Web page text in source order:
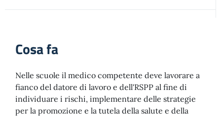
Cosa fa
Nelle scuole il medico competente deve lavorare a
fianco del datore di lavoro e dell'RSPP al fine di
individuare i rischi, implementare delle strategie
per la promozione e la tutela della salute e della